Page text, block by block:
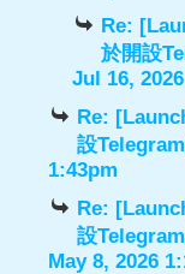
Re:
於開設
Jul 16,
Re:
設
1:43pm
Re:
設
May 8, 2026